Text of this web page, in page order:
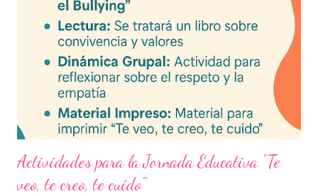
para impresión o uso en plataformas educativas. Reactivos que
fortalecen la comprensión y el pensamiento crítico. Ideal para
formación docente y evaluación diagnóstica. Material
descargable PDF editable. Estos exámenes también pueden
integrarse en herramientas digitales pa...
Actividades para la Jornada Educativa "Te
veo, te creo, te cuido"